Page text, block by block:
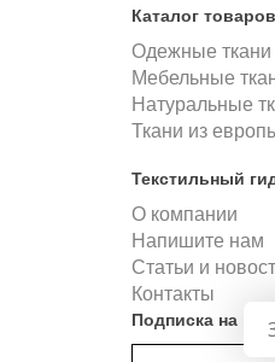
Каталог товаров
Одежные ткани
Мебельные
Натуральные
Ткани из
Текстильный
О компании
Напишите нам
Статьи и
Контакты
Подписка на